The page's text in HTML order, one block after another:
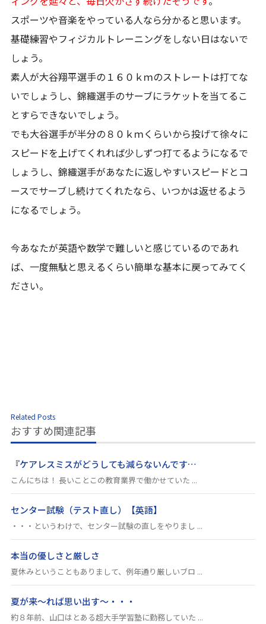
スポーツや音楽をやっている人なら分かると思います。
基礎練習やフィジカルトレーニングをしない日はないで
しょう。
素人が大谷翔平選手の１６０ｋｍのストレートは打てな
いでしょうし、錦織選手のサーブにラケットを当てるこ
とすらできないでしょう。
でも大谷選手が半分の８０ｋｍくらいから投げて徐々に
スピードを上げてくれれば少しずつ打てるようになるで
しょうし、錦織選手があなたに返しやすいスピードとコ
ースでサーブし続けてくれたなら、いつかは返せるよう
になるでしょう。
今あなたが英語や数学で難しいと感じているのであれ
ば、一度無駄と思えるくらい簡単な基本に戻ってみてく
ださい。
Related Posts
おすすめ関連記事
『ケアレスミスがどうしても減らないんです…
こんにちは！ 長いことこの教育業界で働かせていた ...
センター試験（テスト直し）【英語】
・・・というわけで、センター試験の直しをやりまし ...
本当の優しさと厳しさ
夏休みということもありまして、例年通り厳しいブロ ...
夏が来～れば思い出す～・・・
約８年前、山口はとある超大手学習塾に勤務していた ...